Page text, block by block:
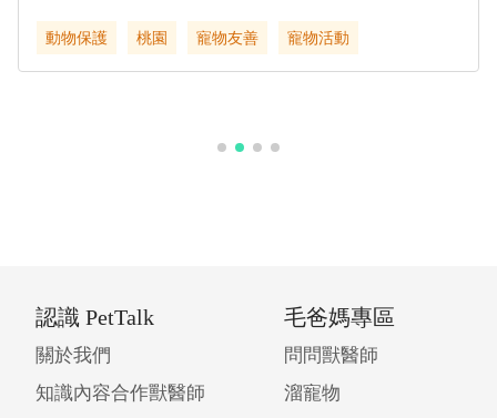
動物保護
桃園 寵物友善 寵物活動
認識 PetTalk
關於我們
知識內容合作獸醫師
毛爸媽專區
問問獸醫師
溜寵物